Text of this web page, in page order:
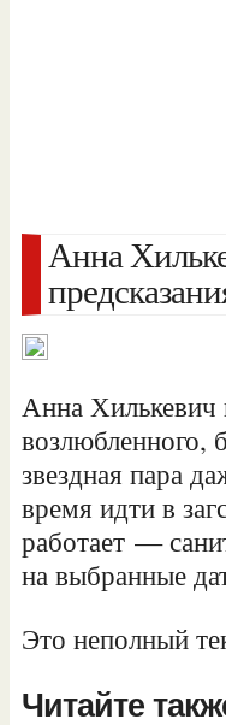
Анна
Анна Хилькевич
возлюбленного,
звездная пара
время идти в
работает —
на выбранные
Это неполный
Читайте